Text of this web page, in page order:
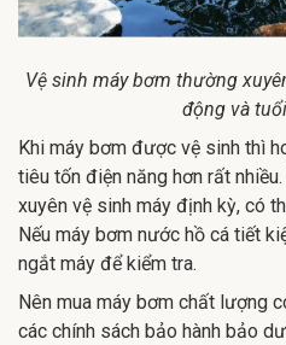
Vệ sinh máy bơm thường
động và
Khi máy bơm được vệ sinh thì
tiêu tốn điện năng hơn rất
xuyên vệ sinh máy định kỳ, có
Nếu máy bơm nước hồ cá tiết
ngắt máy để kiểm tra.
Nên mua máy bơm chất lượng
các chính sách bảo hành bảo